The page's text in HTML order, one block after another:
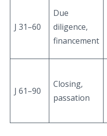
J 31–60
Due
diligence,
financement
J 61–90
Closing,
passation